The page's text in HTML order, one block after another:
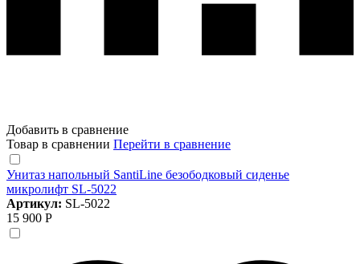
Добавить в сравнение
Товар в сравнении Перейти в сравнение
Унитаз напольный SantiLine безободковый сиденье
микролифт SL-5022
Артикул: SL-5022
15 900 Р